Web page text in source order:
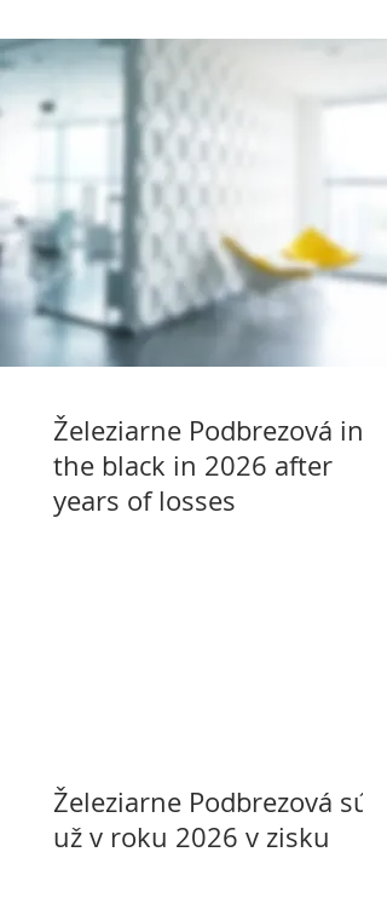
Železiarne Podbrezová in
the black in 2026 after
years of losses
Železiarne Podbrezová sú
už v roku 2026 v zisku